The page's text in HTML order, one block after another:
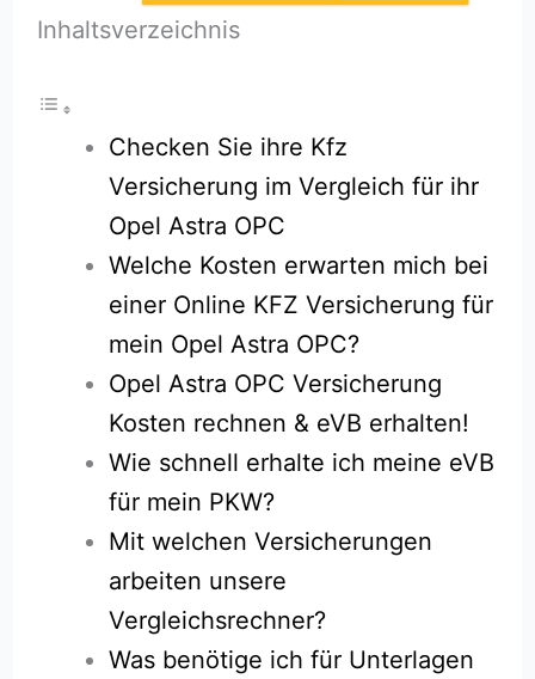
Inhaltsverzeichnis
Checken Sie ihre Kfz
Versicherung im Vergleich für ihr
Opel Astra OPC
Welche Kosten erwarten mich bei
einer Online KFZ Versicherung für
mein Opel Astra OPC?
Opel Astra OPC Versicherung
Kosten rechnen & eVB erhalten!
Wie schnell erhalte ich meine eVB
für mein PKW?
Mit welchen Versicherungen
arbeiten unsere
Vergleichsrechner?
Was benötige ich für Unterlagen